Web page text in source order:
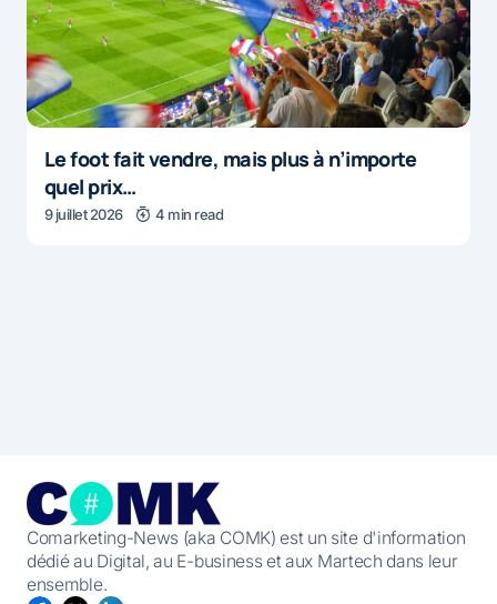
Le foot fait vendre, mais plus à n’importe
quel prix…
9 juillet 2026 4 min read
Comarketing-News (aka COMK) est un site d'information
dédié au Digital, au E-business et aux Martech dans leur
ensemble.